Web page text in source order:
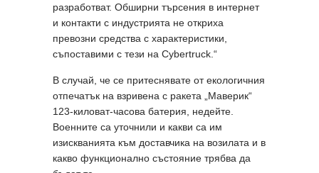
разработват. Обширни търсения в интернет
и контакти с индустрията не откриха
превозни средства с характеристики,
съпоставими с тези на Cybertruck.“
В случай, че се притеснявате от екологичния
отпечатък на взривена с ракета „Маверик“
123-киловат-часова батерия, недейте.
Военните са уточнили и какви са им
изискванията към доставчика на возилата и в
какво функционално състояние трябва да